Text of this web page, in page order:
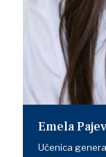
Emela
Učenica